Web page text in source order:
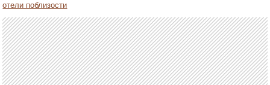
отели поблизости